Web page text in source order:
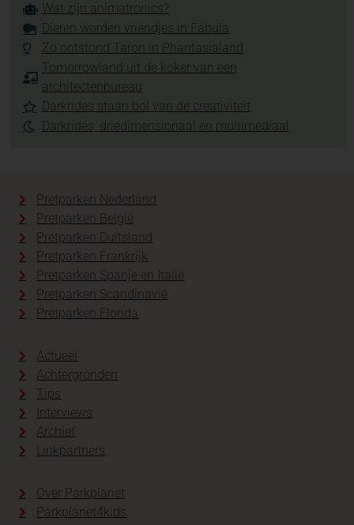
Wat zijn animatronics?
Dieren worden vriendjes in Fabula
Zo ontstond Taron in Phantasialand
Tomorrowland uit de koker van een
architectenbureau
Darkrides staan bol van de creativiteit
Darkrides, driedimensionaal en multimediaal
Pretparken Nederland
Pretparken België
Pretparken Duitsland
Pretparken Frankrijk
Pretparken Spanje en Italië
Pretparken Scandinavië
Pretparken Florida
Actueel
Achtergronden
Tips
Interviews
Archief
Linkpartners
Over Parkplanet
Parkplanet4kids